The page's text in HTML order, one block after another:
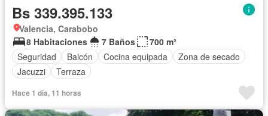
Bs 339.395.133
Valencia, Carabobo
8 Habitaciones
7 Baños
700 m²
Seguridad
Balcón Cocina equipada
Zona de secado
Jacuzzi
Terraza
Hace 1 día, 11 horas